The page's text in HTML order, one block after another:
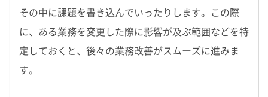
その中に課題を書き込んでいったりします。この際
に、ある業務を変更した際に影響が及ぶ範囲などを特
定しておくと、後々の業務改善がスムーズに進みま
す。